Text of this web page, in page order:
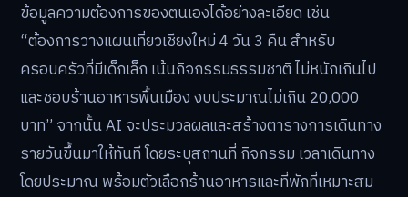
ข้อมูลความต้องการของตนเองได้อย่างละเอียด เช่น
“ต้องการวางแผนเที่ยวเชียงใหม่ 4 วัน 3 คืน สำหรับ
ครอบครัวที่มีเด็กเล็ก เน้นกิจกรรมธรรมชาติ ไม่หนักเกินไป
และชอบร้านอาหารพื้นเมือง งบประมาณไม่เกิน 20,000
บาท” จากนั้น AI จะประมวลผลและสร้างตารางการเดินทาง
รายวันขึ้นมาให้ทันที โดยระบุสถานที่ กิจกรรม เวลาเดินทาง
โดยประมาณ พร้อมตัวเลือกร้านอาหารและที่พักที่เหมาะสม